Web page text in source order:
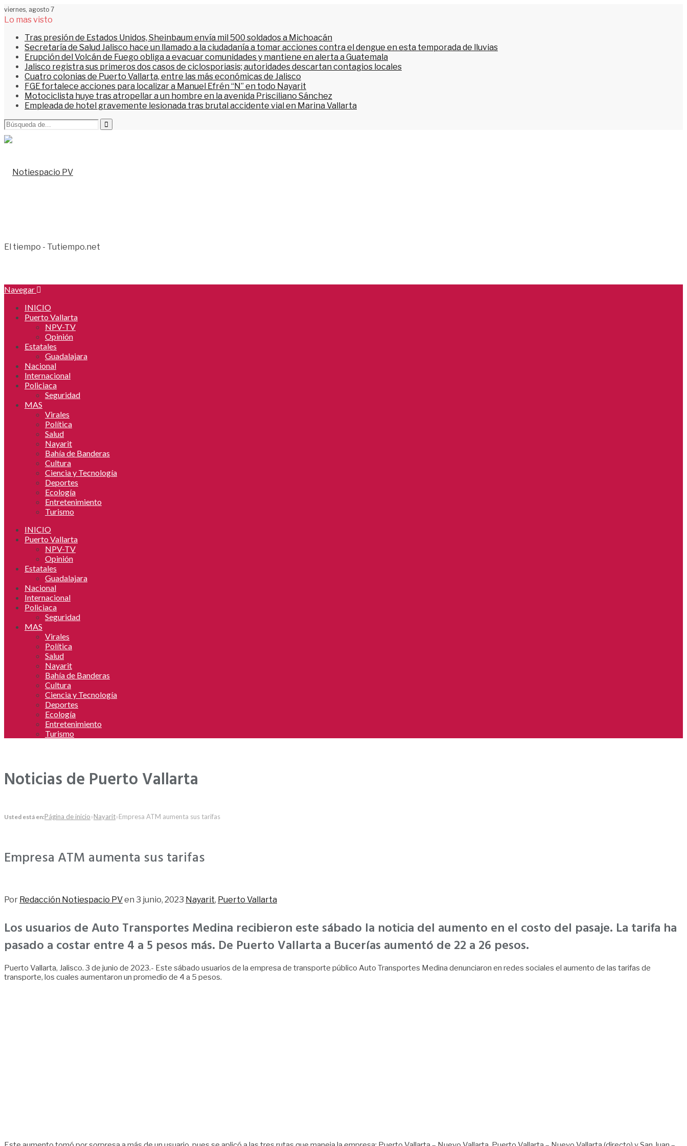
viernes, agosto 7
Lo mas visto
Tras presión de Estados Unidos, Sheinbaum envía mil 500 soldados a Michoacán
Secretaría de Salud Jalisco hace un llamado a la ciudadanía a tomar acciones contra el dengue en esta temporada de lluvias
Erupción del Volcán de Fuego obliga a evacuar comunidades y mantiene en alerta a Guatemala
Jalisco registra sus primeros dos casos de ciclosporiasis; autoridades descartan contagios locales
Cuatro colonias de Puerto Vallarta, entre las más económicas de Jalisco
FGE fortalece acciones para localizar a Manuel Efrén “N” en todo Nayarit
Motociclista huye tras atropellar a un hombre en la avenida Prisciliano Sánchez
Empleada de hotel gravemente lesionada tras brutal accidente vial en Marina Vallarta
El tiempo - Tutiempo.net
Navegar
INICIO
Puerto Vallarta
NPV-TV
Opinión
Estatales
Guadalajara
Nacional
Internacional
Policiaca
Seguridad
MAS
Virales
Política
Salud
Nayarit
Bahía de Banderas
Cultura
Ciencia y Tecnología
Deportes
Ecología
Entretenimiento
Turismo
INICIO
Puerto Vallarta
NPV-TV
Opinión
Estatales
Guadalajara
Nacional
Internacional
Policiaca
Seguridad
MAS
Virales
Política
Salud
Nayarit
Bahía de Banderas
Cultura
Ciencia y Tecnología
Deportes
Ecología
Entretenimiento
Turismo
Noticias de Puerto Vallarta
Usted está en:Página de inicio»Nayarit»Empresa ATM aumenta sus tarifas
Empresa ATM aumenta sus tarifas
Por Redacción Notiespacio PVen 3 junio, 2023 Nayarit, Puerto Vallarta
Los usuarios de Auto Transportes Medina recibieron este sábado la noticia del aumento en el costo del pasaje. La tarifa ha
pasado a costar entre 4 a 5 pesos más. De Puerto Vallarta a Bucerías aumentó de 22 a 26 pesos.
Puerto Vallarta, Jalisco. 3 de junio de 2023.- Este sábado usuarios de la empresa de transporte público Auto Transportes Medina denunciaron en redes sociales el aumento de las tarifas de
transporte, los cuales aumentaron un promedio de 4 a 5 pesos.